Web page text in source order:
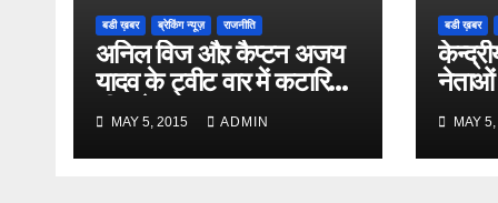
बडी ख़बर ब्रेकिंग न्यूज़ राजनीति
अनिल विज औऱ कैप्टन अजय
यादव के ट्वीट वार में कटारिया
भी कूदे
MAY 5, 2015 ADMIN
बडी ख़बर
नेताओं
MAY